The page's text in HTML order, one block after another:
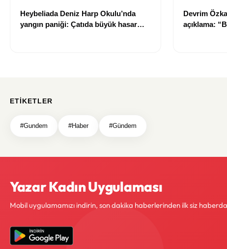
Heybeliada Deniz Harp Okulu’nda
yangın paniği: Çatıda büyük hasar
Devrim
açıklama:
ETIKETLER
#Gundem #Haber #Gündem
Yazar Kadın Uygulaması
Mobil uygulamamızı indirin, son dakika haberlerinden ilk siz